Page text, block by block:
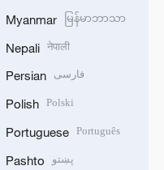
Myanmar မြန်မာဘာသာ
Nepali नेपाली
Persian فارسی
Polish Polski
Portuguese Português
Pashto پښتو